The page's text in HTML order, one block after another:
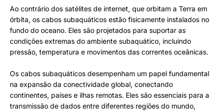
Ao contrário dos satélites de internet, que orbitam a Terra em
órbita, os cabos subaquáticos estão fisicamente instalados no
fundo do oceano. Eles são projetados para suportar as
condições extremas do ambiente subaquático, incluindo
pressão, temperatura e movimentos das correntes oceânicas.
Os cabos subaquáticos desempenham um papel fundamental
na expansão da conectividade global, conectando
continentes, países e ilhas remotas. Eles são essenciais para a
transmissão de dados entre diferentes regiões do mundo,